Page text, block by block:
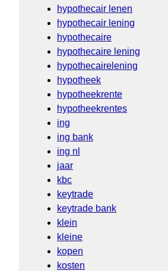
hypothecair lenen
hypothecair lening
hypothecaire
hypothecaire lening
hypothecairelening
hypotheek
hypotheekrente
hypotheekrentes
ing
ing bank
ing nl
jaar
kbc
keytrade
keytrade bank
klein
kleine
kopen
kosten